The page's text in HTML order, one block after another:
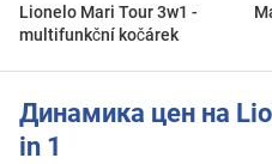
Lionelo Mari Tour 3w1 -
multifunkční kočárek
Динамика цен на
in 1